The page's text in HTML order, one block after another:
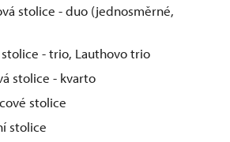
stolice - duo (jednosměrné,
- trio, Lauthovo trio
stolice - kvarto
stolice
stolice